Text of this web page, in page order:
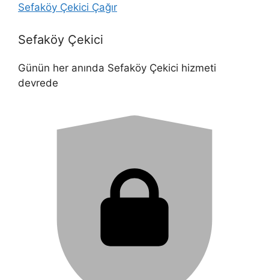
Sefaköy Çekici Çağır
Sefaköy Çekici
Günün her anında Sefaköy Çekici hizmeti
devrede